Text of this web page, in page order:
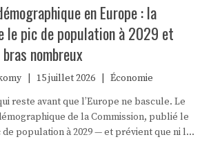
en Europe : la
le pic de population à 2029 et
nombreux
15 juillet 2026
Économie
reste avant que l’Europe ne bascule. Le
de la Commission, publié le
population à 2029 — et prévient que ni la